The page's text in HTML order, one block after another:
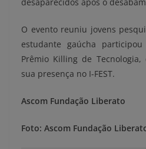
O evento reuniu jovens
estudante gaúcha
Prêmio Killing de
sua presença no I-FEST.
Ascom Fundação Liberato
Foto: Ascom Fundação